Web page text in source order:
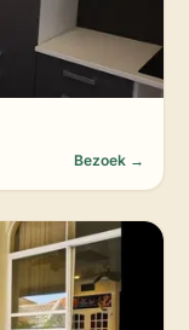
Bezoek →